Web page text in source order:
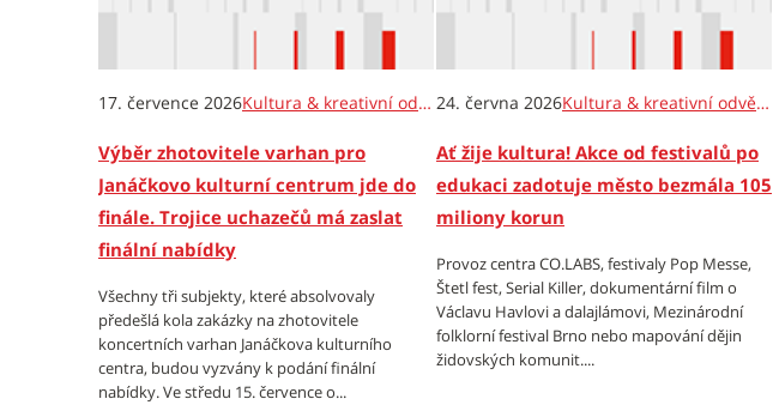
17. července 2026 Kultura & kreativní odvětví
Výběr zhotovitele varhan pro
Janáčkovo kulturní centrum jde do
finále. Trojice uchazečů má zaslat
finální nabídky
Všechny tři subjekty, které absolvovaly
předešlá kola zakázky na zhotovitele
koncertních varhan Janáčkova kulturního
centra, budou vyzvány k podání finální
nabídky. Ve středu 15. července o...
24. června 2026 Kultura & kreativní odvětví
Ať žije kultura! Akce od festivalů po
edukaci zadotuje město bezmála 105
miliony korun
Provoz centra CO.LABS, festivaly Pop Messe,
Štetl fest, Serial Killer, dokumentární film o
Václavu Havlovi a dalajlámovi, Mezinárodní
folklorní festival Brno nebo mapování dějin
židovských komunit....